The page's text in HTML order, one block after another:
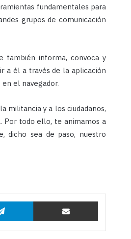
fundamentales para
grupos de comunicación
también informa, convoca y
a él a través de la aplicación
el navegador.
militancia y a los ciudadanos,
Por todo ello, te animamos a
dicho sea de paso, nuestro
Telegram Compartir por correo